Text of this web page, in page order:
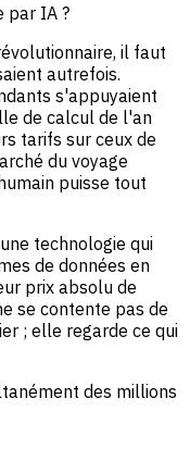
par IA ?
il faut
autrefois.
s'appuyaient
de calcul de l'an
tarifs sur ceux de
du voyage
puisse tout
technologie qui
de données en
prix absolu de
se contente pas de
; elle regarde ce qui
des millions